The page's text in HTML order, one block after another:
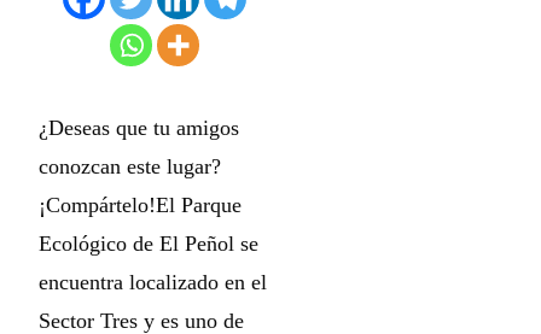
¿Deseas que tu amigos
conozcan este lugar?
¡Compártelo!El Parque
Ecológico de El Peñol se
encuentra localizado en el
Sector Tres y es uno de